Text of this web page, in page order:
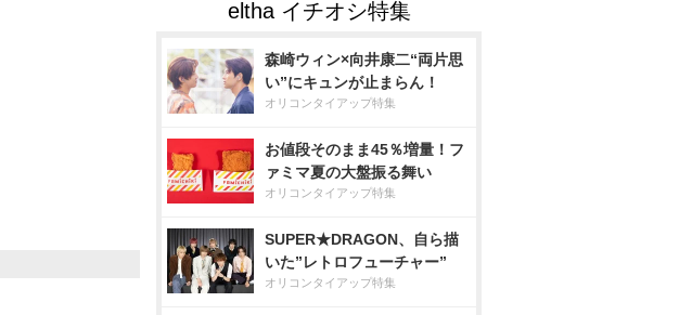
森崎ウィン×向井康二“両片思
い”にキュンが止まらん！
オリコンタイアップ特集
お値段そのまま45％増量！フ
ァミマ夏の大盤振る舞い
オリコンタイアップ特集
SUPER★DRAGON、自ら描
いた”レトロフューチャー”
オリコンタイアップ特集